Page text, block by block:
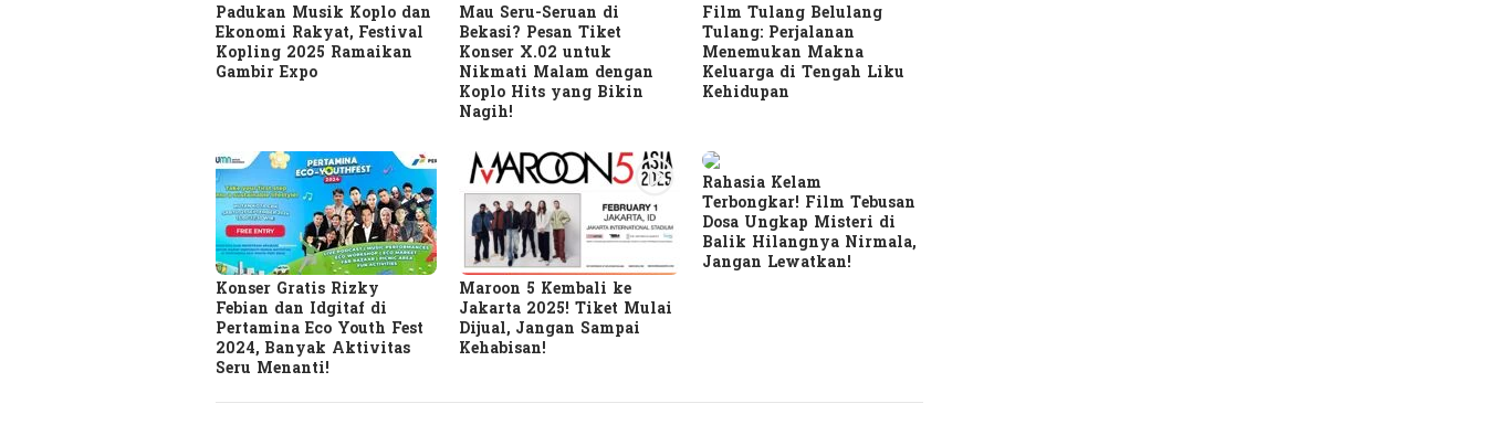
Padukan Musik Koplo dan
Ekonomi Rakyat, Festival
Kopling 2025 Ramaikan
Gambir Expo
Mau Seru-Seruan di
Bekasi? Pesan Tiket
Konser X.02 untuk
Nikmati Malam dengan
Koplo Hits yang Bikin
Nagih!
Film Tulang Belulang
Tulang: Perjalanan
Menemukan Makna
Keluarga di Tengah Liku
Kehidupan
Konser Gratis Rizky
Febian dan Idgitaf di
Pertamina Eco Youth Fest
2024, Banyak Aktivitas
Seru Menanti!
Maroon 5 Kembali ke
Jakarta 2025! Tiket Mulai
Dijual, Jangan Sampai
Kehabisan!
Rahasia Kelam
Terbongkar! Film Tebusan
Dosa Ungkap Misteri di
Balik Hilangnya Nirmala,
Jangan Lewatkan!